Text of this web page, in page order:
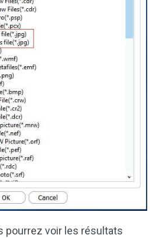
pourrez voir les résultats